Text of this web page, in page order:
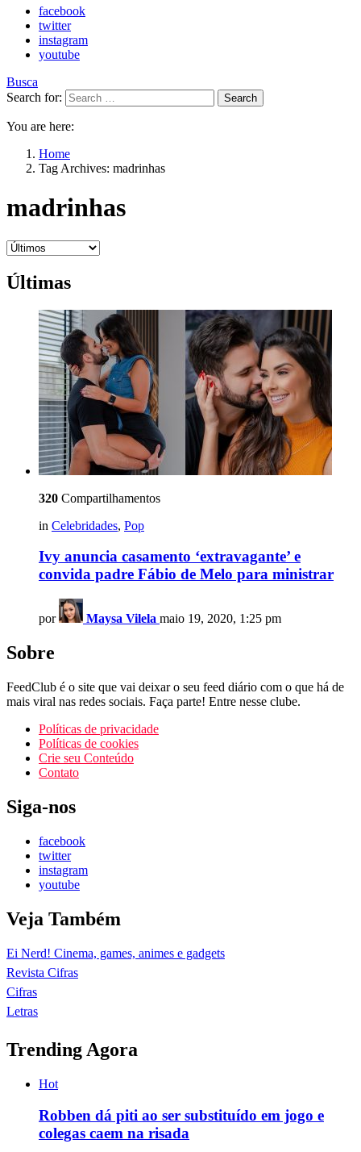
facebook
twitter
instagram
youtube
Busca
Search for:
Search
You are here:
Home
Tag Archives: madrinhas
madrinhas
Últimas
320 Compartilhamentos
in Celebridades, Pop
Ivy anuncia casamento ‘extravagante’ e
convida padre Fábio de Melo para ministrar
por Maysa Vilela maio 19, 2020, 1:25 pm
Sobre
FeedClub é o site que vai deixar o seu feed diário com o que há de
mais viral nas redes sociais. Faça parte! Entre nesse clube.
Políticas de privacidade
Políticas de cookies
Crie seu Conteúdo
Contato
Siga-nos
facebook
twitter
instagram
youtube
Veja Também
Ei Nerd! Cinema, games, animes e gadgets
Revista Cifras
Cifras
Letras
Trending Agora
Hot
Robben dá piti ao ser substituído em jogo e
colegas caem na risada